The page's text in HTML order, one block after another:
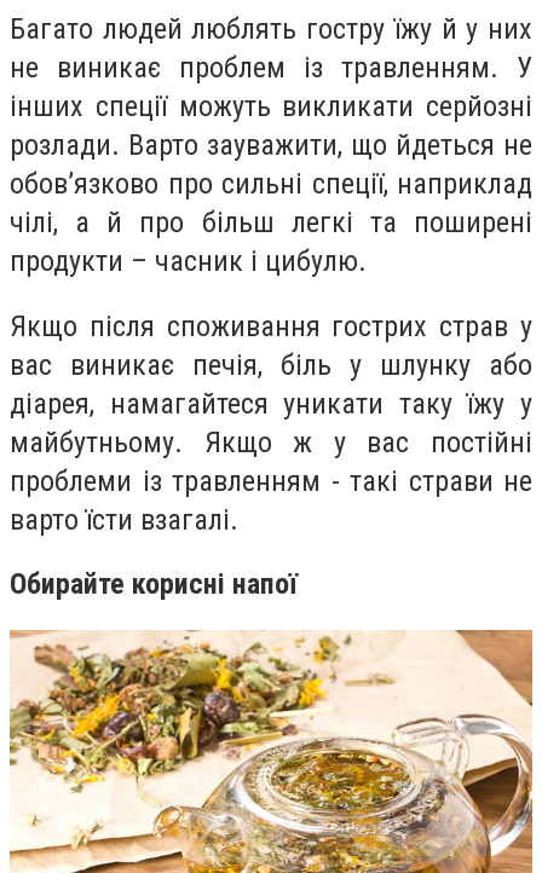
Багато людей люблять гостру їжу й у них
не виникає проблем із травленням. У
інших спеції можуть викликати серйозні
розлади. Варто зауважити, що йдеться не
обов’язково про сильні спеції, наприклад
чілі, а й про більш легкі та поширені
продукти – часник і цибулю.
Якщо після споживання гострих страв у
вас виникає печія, біль у шлунку або
діарея, намагайтеся уникати таку їжу у
майбутньому. Якщо ж у вас постійні
проблеми із травленням - такі страви не
варто їсти взагалі.
Обирайте корисні напої